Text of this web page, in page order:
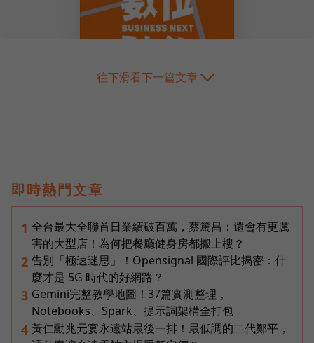
往下滑看下一篇文章
即時熱門文章
1 全台最大全聯首日業績破百萬，蔡篤昌：還會有更厲
害的大型店！為何把餐廳健身房都搬上樓？
2 告別「極速迷思」！Opensignal 國際評比揭密：什
麼才是 5G 時代的好網路？
3 Gemini完整教學地圖！37篇實測整理，
Notebooks、Spark、提示詞架構全打包
4 黃仁勳兆元宴永遠站最後一排！最低調的二代鄭平，